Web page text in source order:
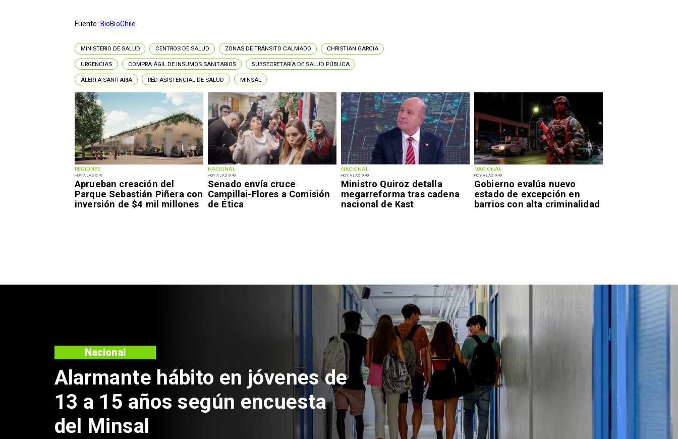
REGIONES
HOY A LAS 9:49
Aprueban creación del
Parque Sebastián Piñera con
inversión de $4 mil millones
NACIONAL
HOY A LAS 9:49
Senado envía cruce
Campillai-Flores a Comisión
de Ética
NACIONAL
HOY A LAS 9:49
Ministro Quiroz detalla
megarreforma tras cadena
nacional de Kast
NACIONAL
HOY A LAS 9:49
Gobierno evalúa nuevo
estado de excepción en
barrios con alta criminalidad
Fuente: BioBioChile
MINISTERIO DE SALUD CENTROS DE SALUD ZONAS DE TRÁNSITO CALMADO CHRISTIAN GARCIA
URGENCIAS COMPRA ÁGIL DE INSUMOS SANITARIOS SUBSECRETARÍA DE SALUD PÚBLICA
ALERTA SANITARIA RED ASISTENCIAL DE SALUD MINSAL
Aprueban creación del Parque
Sebastián Piñera con inversión
de $4 mil millones